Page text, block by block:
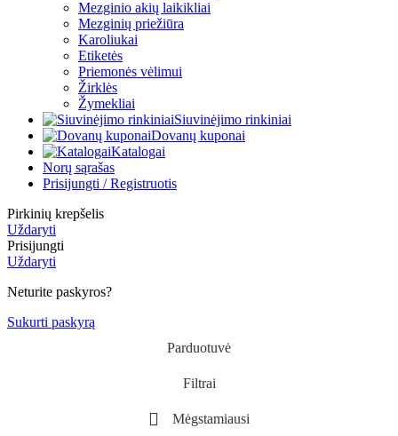
Mezginio akių laikikliai
Mezginių priežiūra
Karoliukai
Etiketės
Priemonės vėlimui
Žirklės
Žymekliai
Siuvinėjimo rinkiniai
Dovanų kuponai
Katalogai
Norų sąrašas
Prisijungti / Registruotis
Pirkinių krepšelis
Uždaryti
Prisijungti
Uždaryti
Neturite paskyros?
Sukurti paskyrą
Parduotuvė
Filtrai
Mėgstamiausi